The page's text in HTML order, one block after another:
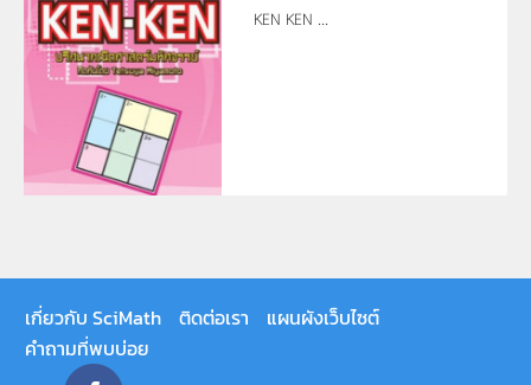
KEN KEN ...
เกี่ยวกับ SciMath ติดต่อเรา
แผนผังเว็บไซต์
คำถามที่พบบ่อย